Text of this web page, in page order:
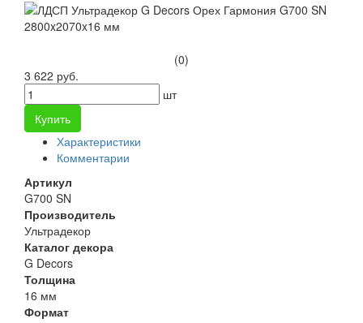
(0)
3 622 руб.
шт
Купить
Характеристики
Комментарии
Артикул
G700 SN
Производитель
Ультрадекор
Каталог декора
G Decors
Толщина
16 мм
Формат